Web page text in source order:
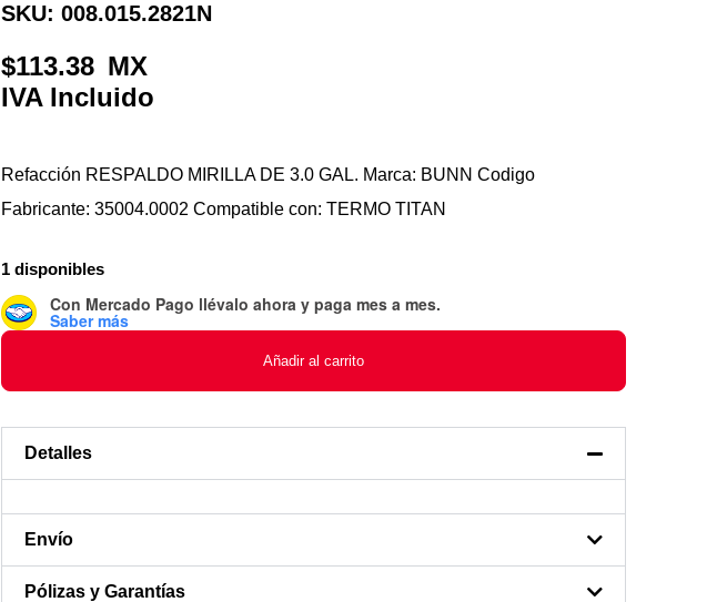
SKU: 008.015.2821N
113.38
Refacción RESPALDO MIRILLA DE 3.0 GAL. Marca: BUNN Codigo
Fabricante: 35004.0002 Compatible con: TERMO TITAN
1 disponibles
Con Mercado Pago llévalo ahora y paga mes a mes.
Saber más
Añadir al carrito
Detalles
Envío
Pólizas y Garantías